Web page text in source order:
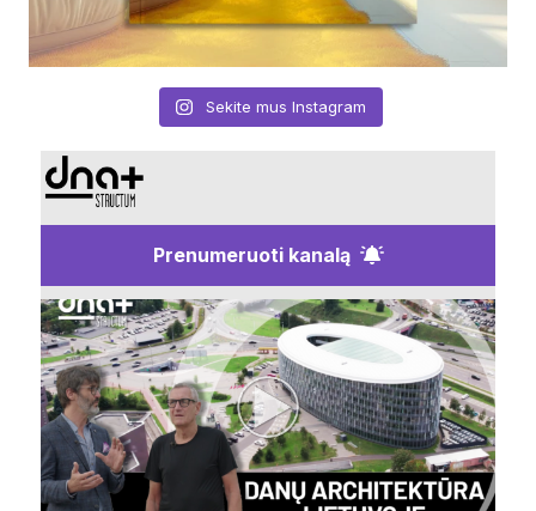
Sekite mus Instagram
Prenumeruoti kanalą